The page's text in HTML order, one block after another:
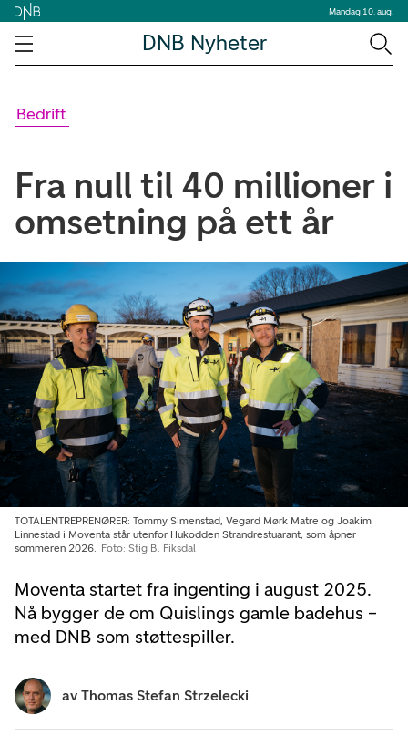
Mandag 10. aug.
DNB Nyheter
Bedrift
Fra null til 40 millioner i
omsetning på ett år
Moventa startet fra ingenting i august 2025.
Nå bygger de om Quislings gamle badehus –
med DNB som støttespiller.
TOTALENTREPRENØRER: Tommy Simenstad, Vegard Mørk Matre og Joakim
Linnestad i Moventa står utenfor Hukodden Strandrestuarant, som åpner
sommeren 2026.
Foto: Stig B. Fiksdal
av Thomas Stefan Strzelecki